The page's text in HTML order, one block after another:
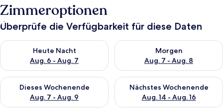
Zimmeroptionen
Überprüfe die Verfügbarkeit für diese Daten
Heute Nacht
Aug. 6 - Aug. 7
Überprüfe die Verfügbarkeit für heute Nacht, Aug. 6 - Aug. 7.
Morgen
Aug. 7 - Aug. 8
Überprüfe die Verfügbarkeit
Dieses Wochenende
Aug. 7 - Aug. 9
Überprüfe die Verfügbarkeit für dieses Wochenende, Aug. 7
Nächstes Wochenende
Aug. 14 - Aug. 16
Überprüfe die Verfügbarkeit